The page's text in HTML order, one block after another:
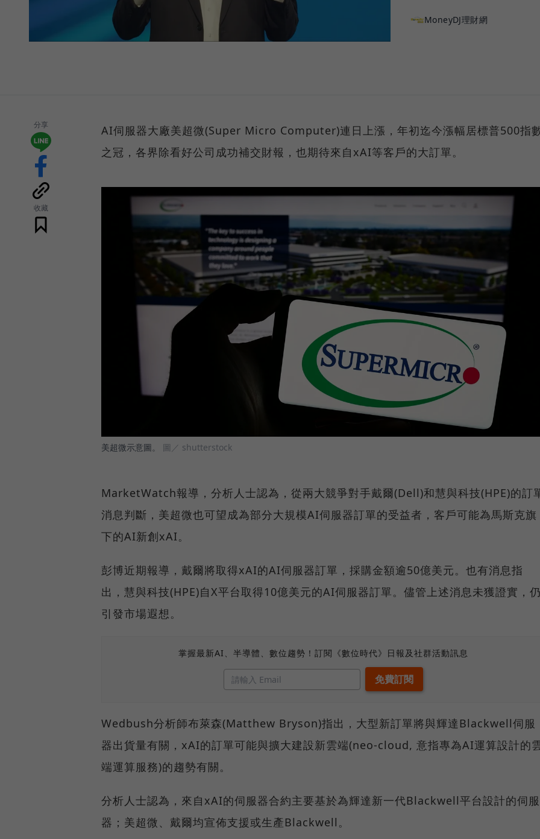
MoneyDJ理財網
分享
收藏
AI伺服器大廠美超微(Super Micro Computer)連日上漲，年初迄今漲幅居標普500指
之冠，各界除看好公司成功補交財報，也期待來自xAI等客戶的大訂單。
美超微示意圖。 圖／ shutterstock
MarketWatch報導，分析人士認為，從兩大競爭對手戴爾(Dell)和慧與科技(HPE)的訂
消息判斷，美超微也可望成為部分大規模AI伺服器訂單的受益者，客戶可能為馬斯克旗
下的AI新創xAI。
彭博近期報導，戴爾將取得xAI的AI伺服器訂單，採購金額逾50億美元。也有消息指
出，慧與科技(HPE)自X平台取得10億美元的AI伺服器訂單。儘管上述消息未獲證實，
引發市場遐想。
掌握最新AI、半導體、數位趨勢！訂閱《數位時代》日報及社群活動訊息
Wedbush分析師布萊森(Matthew Bryson)指出，大型新訂單將與輝達Blackwell伺服
器出貨量有關，xAI的訂單可能與擴大建設新雲端(neo-cloud, 意指專為AI運算設計的
端運算服務)的趨勢有關。
分析人士認為，來自xAI的伺服器合約主要基於為輝達新一代Blackwell平台設計的伺服
器；美超微、戴爾均宣佈支援或生產Blackwell。